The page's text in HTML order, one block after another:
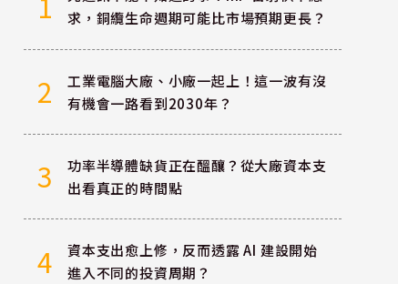
求，銅纜生命週期可能比市場預期更長？
2
工業電腦大廠、小廠一起上！這一波有沒
有機會一路看到2030年？
3
功率半導體缺貨正在醞釀？從大廠資本支
出看真正的時間點
4
資本支出愈上修，反而透露 AI 建設開始
進入不同的投資周期？